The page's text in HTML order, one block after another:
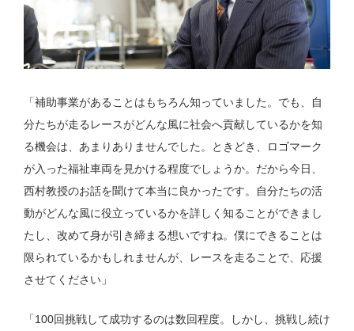
「補助事業があることはもちろん知っていました。でも、自
分たちが走るレースがどんな風に社会へ貢献しているかを知
る機会は、あまりありませんでした。ときどき、ロゴマーク
が入った福祉車両を見かける程度でしょうか。だから今日、
西村教授のお話を聞けて本当に良かったです。自分たちの活
動がどんな風に役立っているかを詳しく知ることができまし
たし、改めて身が引き締まる想いですね。僕にできることは
限られているかもしれませんが、レースを走ることで、応援
させてください」
「100回挑戦して成功するのは数回程度。しかし、挑戦し続け